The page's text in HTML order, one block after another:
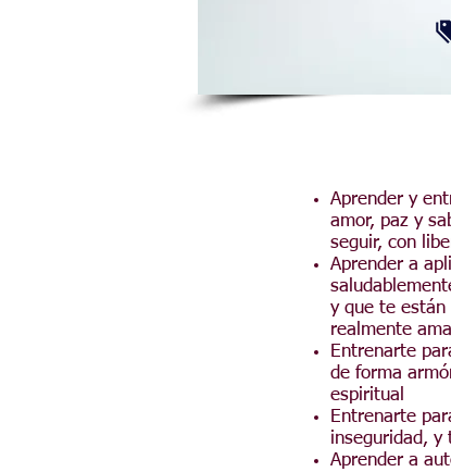
Aprender y
amor, paz y
seguir, con
Aprender a
y que te están
realmente
Entrenarte
de forma
espiritual
Entrenarte
inseguridad, y
Aprender a